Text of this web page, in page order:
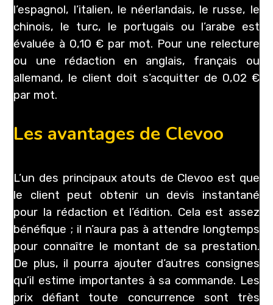
l’espagnol, l’italien, le néerlandais, le russe, le
chinois, le turc, le portugais ou l’arabe est
évaluée à 0,10 € par mot. Pour une relecture
ou une rédaction en anglais, français ou
allemand, le client doit s’acquitter de 0,02 €
par mot.
Les avantages de Clevoo
L’un des principaux atouts de Clevoo est que
le client peut obtenir un devis instantané
pour la rédaction et l’édition. Cela est assez
bénéfique ; il n’aura pas à attendre longtemps
pour connaître le montant de sa prestation.
De plus, il pourra ajouter d’autres consignes
qu’il estime importantes à sa commande. Les
prix défiant toute concurrence sont très